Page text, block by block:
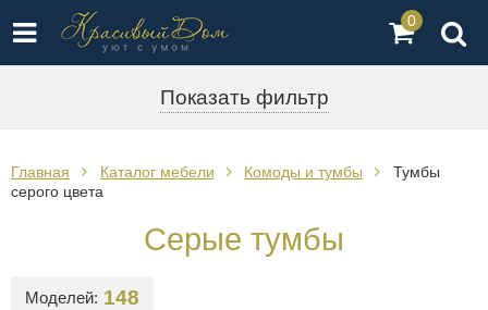
0
Показать фильтр
Главная Каталог мебели Комоды и тумбы
Тумбы
серого цвета
Серые тумбы
Моделей: 148